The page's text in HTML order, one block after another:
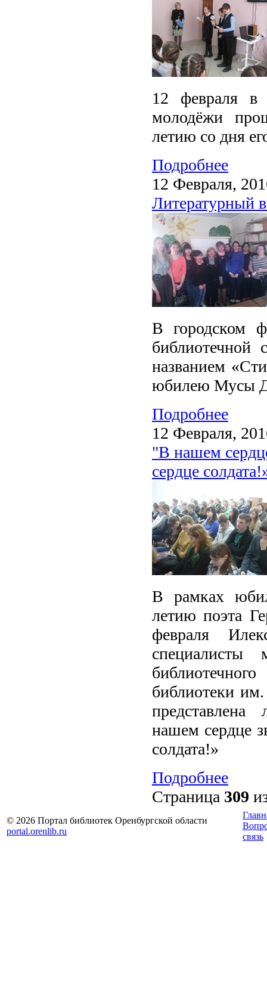
12 февраля в
молодёжи
летию со дня
Подробнее
12 Февраля,
Литературный
В городском
библиотечной
названием
юбилею Мусы
Подробнее
12 Февраля,
"В нашем
сердце
В рамках
летию поэта
февраля
специалисты
библиотеки
представлена
нашем сердце
солдата!»
Подробнее
Страница 309
© 2026 Портал библиотек Оренбургской области
portal.orenlib.ru
связь